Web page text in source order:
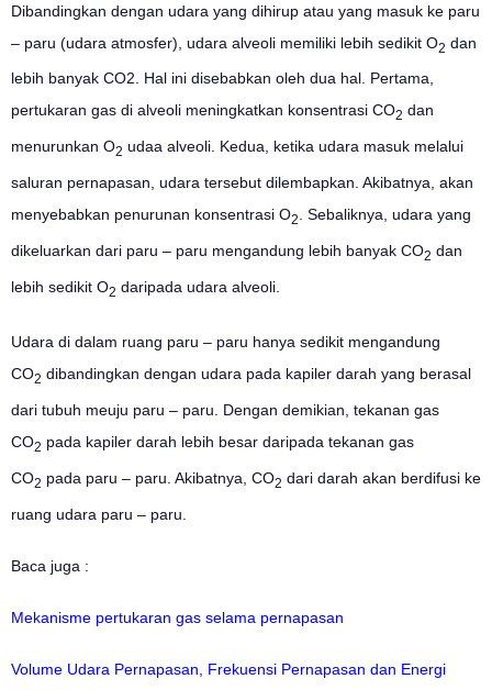
Dibandingkan dengan udara yang dihirup atau yang masuk ke paru
– paru (udara atmosfer), udara alveoli memiliki lebih sedikit O2 dan
lebih banyak CO2. Hal ini disebabkan oleh dua hal. Pertama,
pertukaran gas di alveoli meningkatkan konsentrasi CO2 dan
menurunkan O2 udaa alveoli. Kedua, ketika udara masuk melalui
saluran pernapasan, udara tersebut dilembapkan. Akibatnya, akan
menyebabkan penurunan konsentrasi O2 . Sebaliknya, udara yang
dikeluarkan dari paru – paru mengandung lebih banyak CO2 dan
lebih sedikit O2 daripada udara alveoli.
Udara di dalam ruang paru – paru hanya sedikit mengandung
CO2 dibandingkan dengan udara pada kapiler darah yang berasal
dari tubuh meuju paru – paru. Dengan demikian, tekanan gas
CO2 pada kapiler darah lebih besar daripada tekanan gas
CO2 pada paru – paru. Akibatnya, CO2 dari darah akan berdifusi ke
ruang udara paru – paru.
Baca juga :
Mekanisme pertukaran gas selama pernapasan
Volume Udara Pernapasan, Frekuensi Pernapasan dan Energi